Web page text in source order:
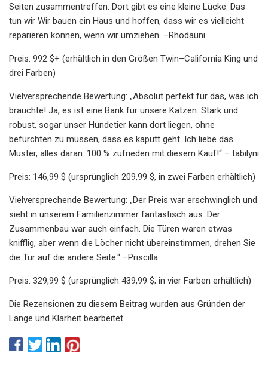
Seiten zusammentreffen. Dort gibt es eine kleine Lücke. Das
tun wir Wir bauen ein Haus und hoffen, dass wir es vielleicht
reparieren können, wenn wir umziehen. –Rhodauni
Preis: 992 $+ (erhältlich in den Größen Twin–California King und
drei Farben)
Vielversprechende Bewertung: „Absolut perfekt für das, was ich
brauchte! Ja, es ist eine Bank für unsere Katzen. Stark und
robust, sogar unser Hundetier kann dort liegen, ohne
befürchten zu müssen, dass es kaputt geht. Ich liebe das
Muster, alles daran. 100 % zufrieden mit diesem Kauf!“ – tabilyni
Preis: 146,99 $ (ursprünglich 209,99 $, in zwei Farben erhältlich)
Vielversprechende Bewertung: „Der Preis war erschwinglich und
sieht in unserem Familienzimmer fantastisch aus. Der
Zusammenbau war auch einfach. Die Türen waren etwas
knifflig, aber wenn die Löcher nicht übereinstimmen, drehen Sie
die Tür auf die andere Seite.“ –Priscilla
Preis: 329,99 $ (ursprünglich 439,99 $; in vier Farben erhältlich)
Die Rezensionen zu diesem Beitrag wurden aus Gründen der
Länge und Klarheit bearbeitet.